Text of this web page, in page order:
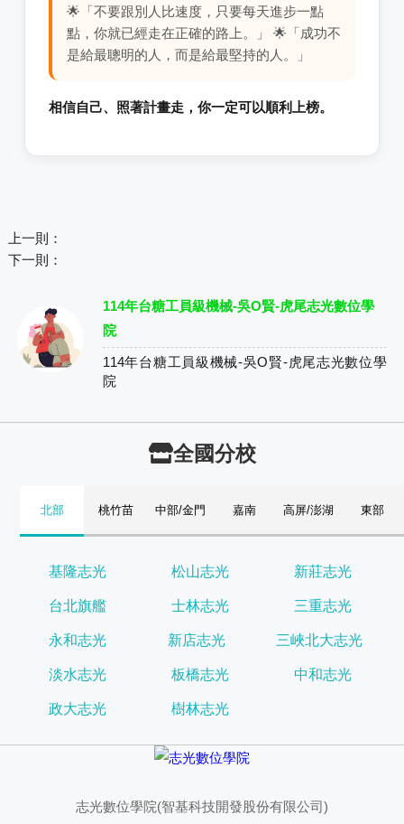
🌟「不要跟別人比速度，只要每天進步一點
點，你就已經走在正確的路上。」 🌟「成功不
是給最聰明的人，而是給最堅持的人。」
相信自己、照著計畫走，你一定可以順利上榜。
上一則：
下一則：
114年台糖工員級機械-吳O賢-虎尾志光數位學
院
114年台糖工員級機械-吳O賢-虎尾志光數位學
院
全國分校
北部 桃竹苗 中部/金門 嘉南 高屏/澎湖 東部
基隆志光 松山志光 新莊志光
台北旗艦 士林志光 三重志光
永和志光 新店志光 三峽北大志光
淡水志光 板橋志光 中和志光
政大志光 樹林志光
志光數位學院(智基科技開發股份有限公司)